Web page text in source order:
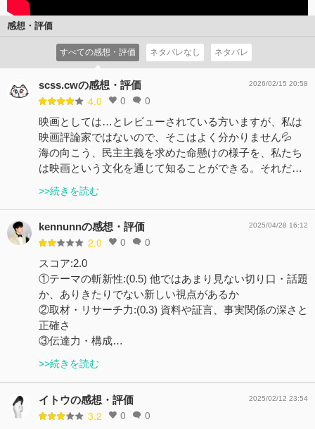
感想・評価
すべての感想・評価 ネタバレなし ネタバレ
scss.cwの感想・評価
4.0 0 0
2026/02/15 20:58
映画としては…とレビューされている方いますが、私は
映画評論家ではないので、そこはよく分かりません💦
海の向こう、民主主義を求めた命懸けの様子を、私たち
は映画という文化を通じて知ることができる。それだ…
>>続きを読む
kennunnの感想・評価
2.0 0 0
2025/04/28 16:12
スコア:2.0
①テーマの斬新性:(0.5) 他ではあまり見ない切り口・話題
か、ありきたりでない新しい視点があるか
②取材・リサーチ力:(0.3) 資料や証言、事実関係の深さと
正確さ
③伝達力・構成…
>>続きを読む
イトウの感想・評価
3.2 0 0
2025/02/12 23:54